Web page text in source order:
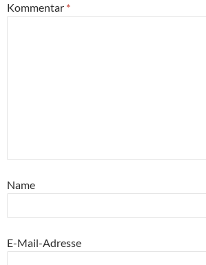
Kommentar *
Name
E-Mail-Adresse